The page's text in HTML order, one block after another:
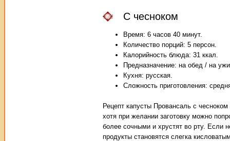
С чесноком
Время: 6 часов 40 минут.
Количество порций: 5 персон.
Калорийность блюда: 31 ккал.
Предназначение: на обед / на
Кухня: русская.
Сложность приготовления:
Рецепт капусты Провансаль с
хотя при желании заготовку можно
более сочными и хрустят во рту. Если
продукты становятся слегка